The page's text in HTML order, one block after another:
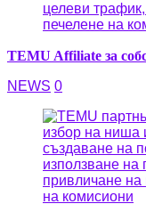
TEMU Affiliate за
NEWS 0